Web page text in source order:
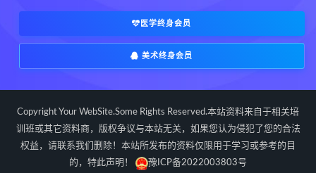
过三关与做功实例 归一
寻龙点穴高级班课程下载
辰南择吉日下载 辰南择吉日网盘
辰南择吉日 九宫八卦指针下载
九宫八卦指针网盘 九宫八卦指针
世道天机预测学下载
医学终身会员
美术终身会员
Copyright Your WebSite.Some Rights Reserved.本站资料来自于相关培
训班或其它资料商，版权争议与本站无关，如果您认为侵犯了您的合法
权益，请联系我们删除！本站所发布的资料仅限用于学习或参考的目
的，特此声明！
豫ICP备2022003803号